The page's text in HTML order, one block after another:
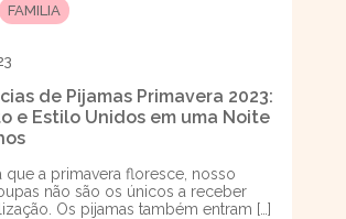
FAMILIA
de Pijamas Primavera 2023:
e Estilo Unidos em uma Noite
que a primavera floresce, nosso
não são os únicos a receber
Os pijamas também entram […]